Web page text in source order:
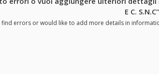
E C.
errors or would like to add more details in informations